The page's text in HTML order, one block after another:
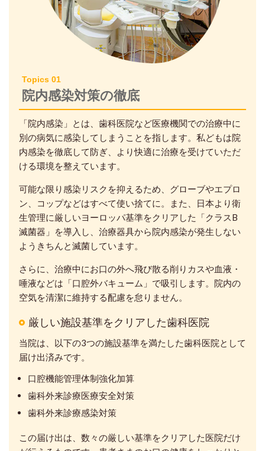
Topics 01
院内感染対策の徹底
「院内感染」とは、歯科医院など医療機関での治療中に
別の病気に感染してしまうことを指します。私どもは院
内感染を徹底して防ぎ、より快適に治療を受けていただ
ける環境を整えています。
可能な限り感染リスクを抑えるため、グローブやエプロ
ン、コップなどはすべて使い捨てに。また、日本より衛
生管理に厳しいヨーロッパ基準をクリアした「クラスB
滅菌器」を導入し、治療器具から院内感染が発生しない
ようきちんと滅菌しています。
さらに、治療中にお口の外へ飛び散る削りカスや血液・
唾液などは「口腔外バキューム」で吸引します。院内の
空気を清潔に維持する配慮を怠りません。
厳しい施設基準をクリアした歯科医院
当院は、以下の3つの施設基準を満たした歯科医院として
届け出済みです。
口腔機能管理体制強化加算
歯科外来診療医療安全対策
歯科外来診療感染対策
この届け出は、数々の厳しい基準をクリアした医院だけ